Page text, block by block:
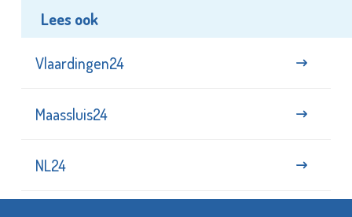
Lees ook
Vlaardingen24
Maassluis24
NL24